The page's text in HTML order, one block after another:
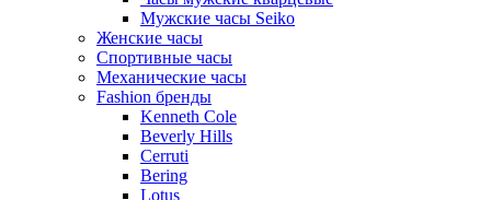
Мужские часы Seiko
Женские часы
Спортивные часы
Механические часы
Fashion бренды
Kenneth Cole
Beverly Hills
Cerruti
Bering
Lotus